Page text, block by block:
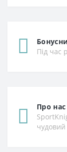
Під час
Про нас